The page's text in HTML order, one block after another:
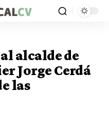
alcalde de
Jorge Cerdá
las